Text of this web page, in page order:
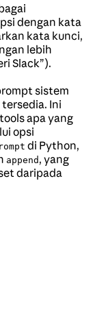
dengan kata
kata kunci,
lebih
Slack”).
sistem
Ini
apa yang
opsi
di Python,
append , yang
daripada